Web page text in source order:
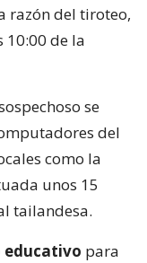
razón del tiroteo,
de la
se
del
como la
unos 15
tailandesa.
educativo para